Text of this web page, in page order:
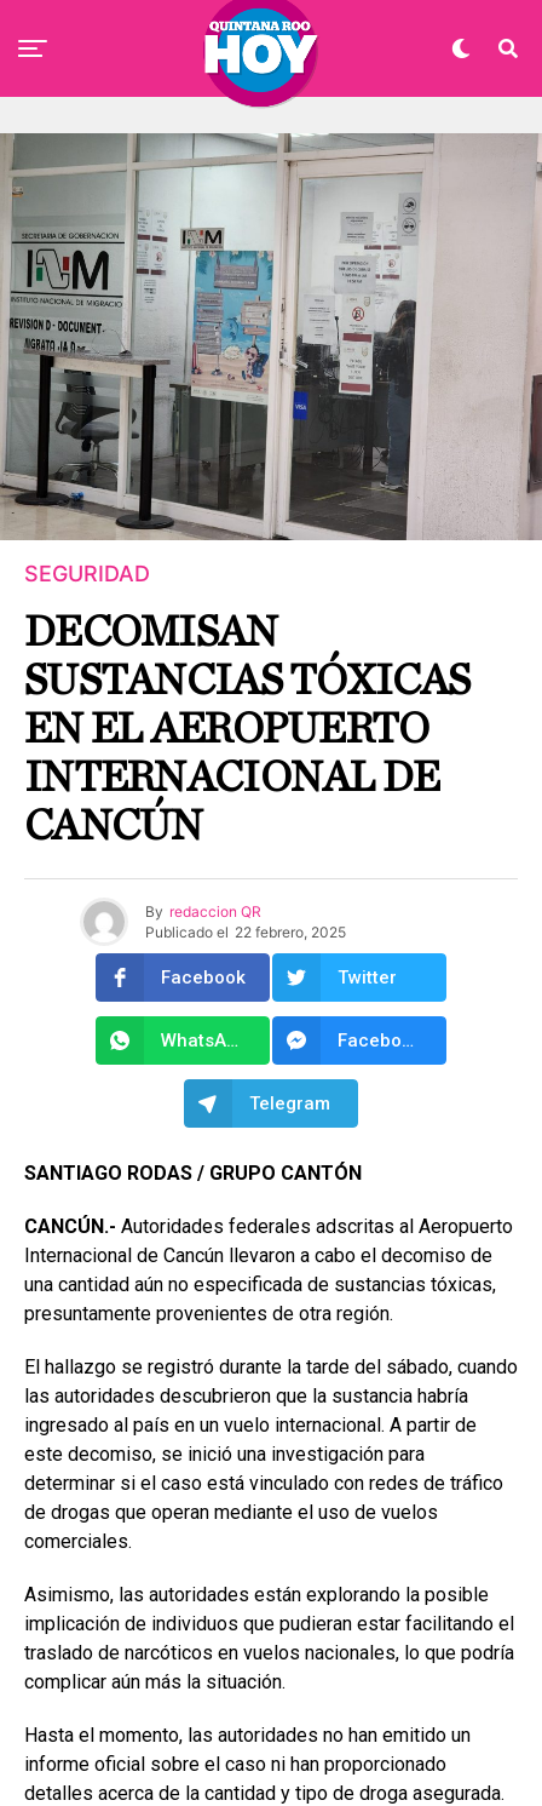
SEGURIDAD
DECOMISAN
SUSTANCIAS TÓXICAS
EN EL AEROPUERTO
INTERNACIONAL DE
CANCÚN
By redaccion QR
Publicado el 22 febrero, 2025
Facebook Twitter
WhatsApp Facebook Messenger
Telegram
SANTIAGO RODAS / GRUPO CANTÓN
CANCÚN.- Autoridades federales adscritas al Aeropuerto
Internacional de Cancún llevaron a cabo el decomiso de
una cantidad aún no especificada de sustancias tóxicas,
presuntamente provenientes de otra región.
El hallazgo se registró durante la tarde del sábado, cuando
las autoridades descubrieron que la sustancia habría
ingresado al país en un vuelo internacional. A partir de
este decomiso, se inició una investigación para
determinar si el caso está vinculado con redes de tráfico
de drogas que operan mediante el uso de vuelos
comerciales.
Asimismo, las autoridades están explorando la posible
implicación de individuos que pudieran estar facilitando el
traslado de narcóticos en vuelos nacionales, lo que podría
complicar aún más la situación.
Hasta el momento, las autoridades no han emitido un
informe oficial sobre el caso ni han proporcionado
detalles acerca de la cantidad y tipo de droga asegurada.